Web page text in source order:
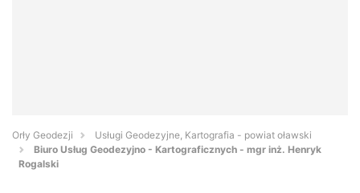
Orły Geodezji
Usługi Geodezyjne, Kartografia - powiat oławski
Biuro Usług Geodezyjno - Kartograficznych - mgr inż. Henryk
Rogalski